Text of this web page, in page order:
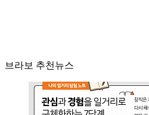
브라보 추천뉴스